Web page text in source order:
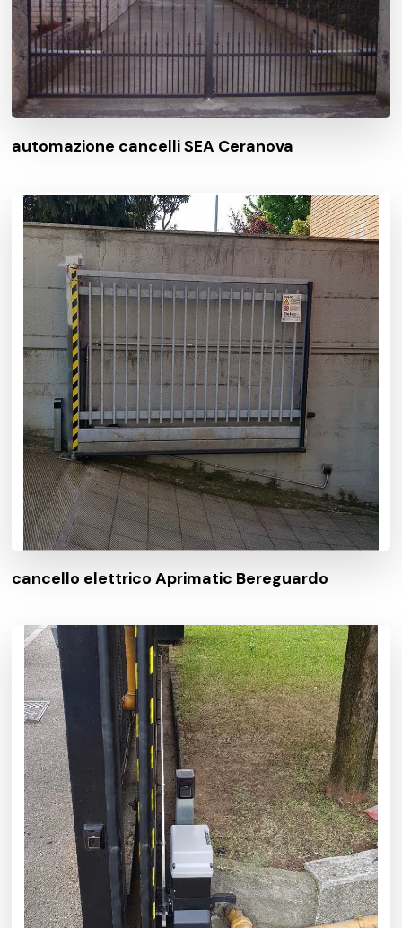
automazione cancelli SEA Ceranova
cancello elettrico Aprimatic Bereguardo